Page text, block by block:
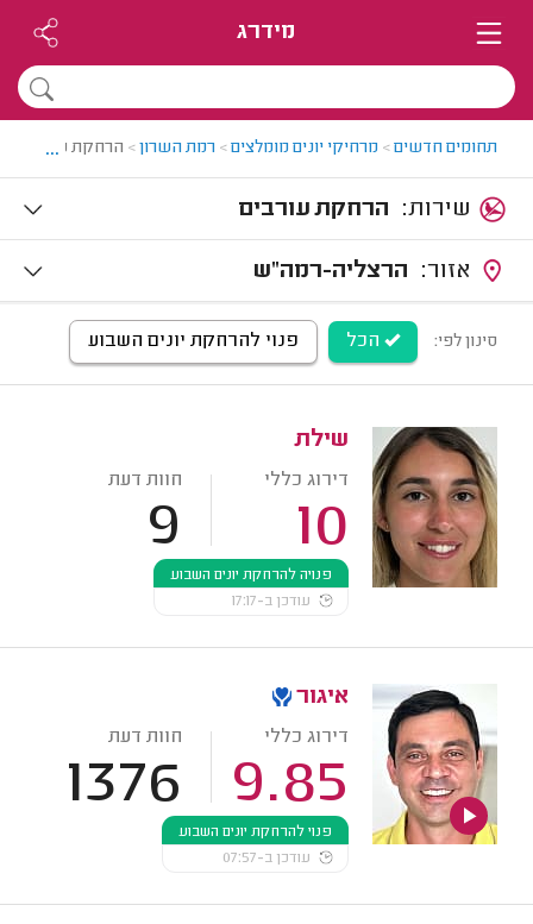
מידרג
תחומים חדשים> מרחיקי יונים מומלצים> רמת השרון> הרחקת עורבים
...
הרחקת עורבים
הרצליה-רמה"ש
סינון לפי: הכל פנוי להרחקת יונים השבוע
שילת
דירוג כללי
10
חוות דעת
9
פנויה להרחקת יונים השבוע
עודכן ב-17:17
איגור
דירוג כללי
9.85
חוות דעת
1376
פנוי להרחקת יונים השבוע
עודכן ב-07:57